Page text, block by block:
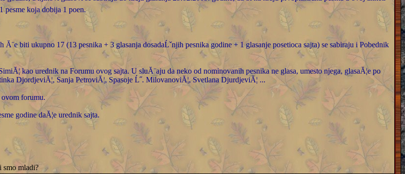
pesme koja dobija 1 poen.
biti ukupno 17 (13 pesnika + 3 glasanja dosadaĹˇnjih pesnika godine + 1 glasanje posetioca sajta) se sabiraju i Pobednik
kao urednik na Forumu ovog sajta. U sluĂ¨aju da neko od nominovanih pesnika ne glasa, umesto njega, glasaĂ¦e po
DjordjeviĂ¦, Sanja PetroviĂ¦, Spasoje Ĺ˝. MilovanoviĂ¦, Svetlana DjurdjeviĂ¦ ...
ovom forumu.
godine daĂ¦e urednik sajta.
smo mladi?